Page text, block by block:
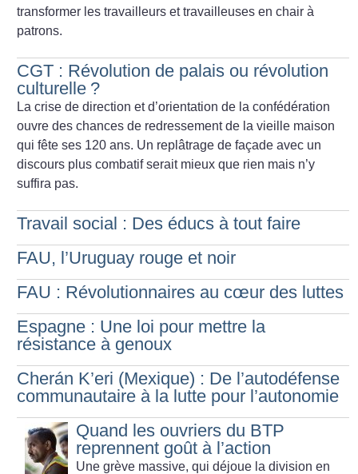
transformer les travailleurs et travailleuses en chair à
patrons.
CGT : Révolution de palais ou révolution
culturelle ?
La crise de direction et d’orientation de la confédération
ouvre des chances de redressement de la vieille maison
qui fête ses 120 ans. Un replâtrage de façade avec un
discours plus combatif serait mieux que rien mais n’y
suffira pas.
Travail social : Des éducs à tout faire
FAU, l’Uruguay rouge et noir
FAU : Révolutionnaires au cœur des luttes
Espagne : Une loi pour mettre la
résistance à genoux
Cherán K’eri (Mexique) : De l’autodéfense
communautaire à la lutte pour l’autonomie
Quand les ouvriers du BTP
reprennent goût à l’action
Une grève massive, qui déjoue la division en